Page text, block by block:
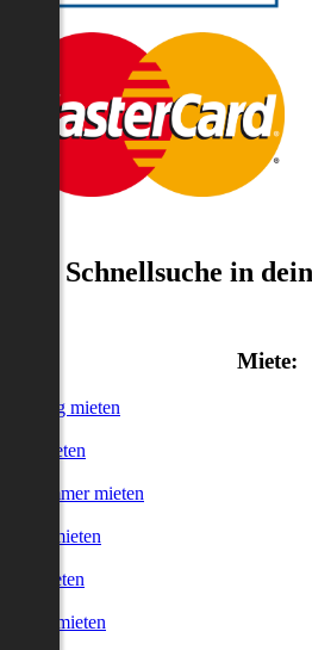
Schnellsuche in
Miete:
mieten
mieten
Zimmer mieten
mieten
mieten